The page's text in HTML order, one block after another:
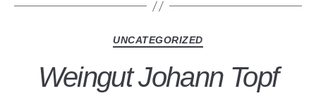
UNCATEGORIZED
Weingut Johann Topf